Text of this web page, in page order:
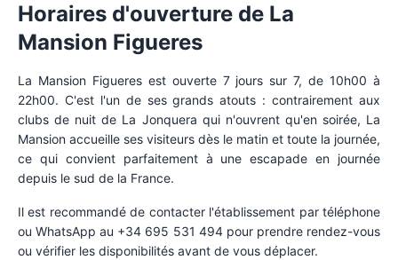
Horaires d'ouverture de La
Mansion Figueres
La Mansion Figueres est ouverte 7 jours sur 7, de 10h00 à
22h00. C'est l'un de ses grands atouts : contrairement aux
clubs de nuit de La Jonquera qui n'ouvrent qu'en soirée, La
Mansion accueille ses visiteurs dès le matin et toute la journée,
ce qui convient parfaitement à une escapade en journée
depuis le sud de la France.
Il est recommandé de contacter l'établissement par téléphone
ou WhatsApp au +34 695 531 494 pour prendre rendez-vous
ou vérifier les disponibilités avant de vous déplacer.